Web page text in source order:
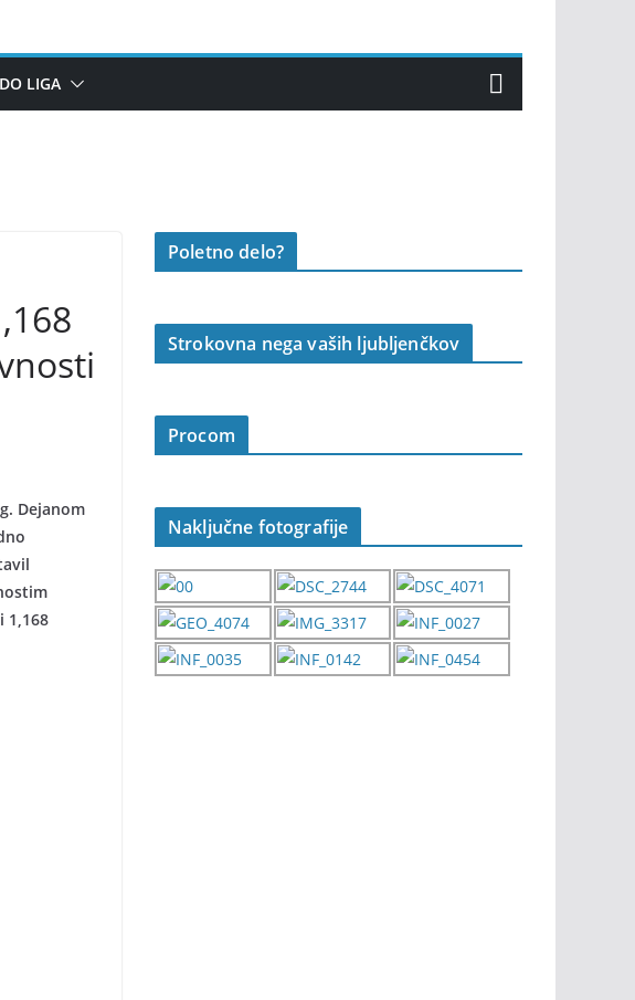
LIGA
Dejanom
1,168
Poletno delo?
Strokovna nega vaših ljubljenčkov
Procom
Naključne fotografije